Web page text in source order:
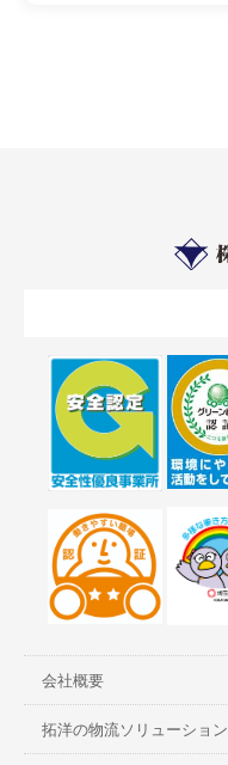
会社概要
拓洋の物流ソリューション